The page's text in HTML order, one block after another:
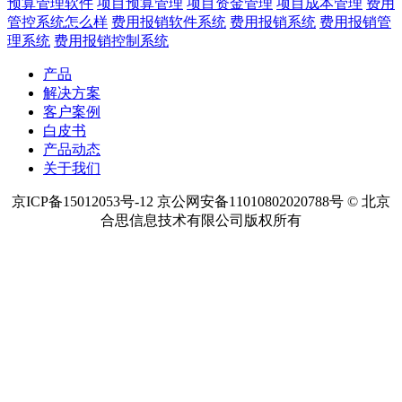
预算管理软件 项目预算管理 项目资金管理 项目成本管理 费用
管控系统怎么样 费用报销软件系统 费用报销系统 费用报销管
理系统 费用报销控制系统
产品
解决方案
客户案例
白皮书
产品动态
关于我们
京ICP备15012053号-12 京公网安备11010802020788号 © 北京
合思信息技术有限公司版权所有